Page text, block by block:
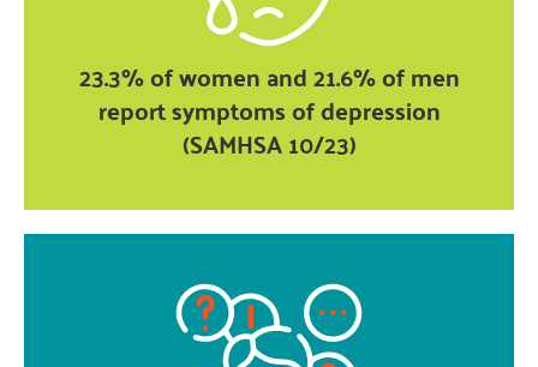
23.3% of women and 21.6% of men
report symptoms of depression
(SAMHSA 10/23)